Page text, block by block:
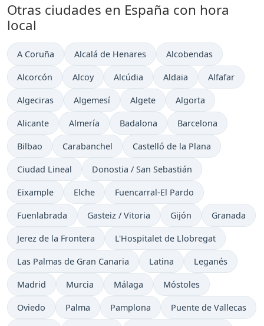
Otras ciudades en España con hora
local
Hora actual en
A Coruña Hora actual en
Alcalá de Henares Hora actual en
Alcobendas
Hora actual en
Alcorcón Hora actual en
Alcoy Hora actual en
Alcúdia Hora actual en
Aldaia Hora actual
Alfafar
Hora actual en
Algeciras Hora actual en
Algemesí Hora actual en
Algete Hora actual en
Algorta
Hora actual en
Alicante Hora actual en
Almería Hora actual en
Badalona Hora actual en
Barcelona
Hora actual en
Bilbao Hora actual en
Carabanchel Hora actual en
Castelló de la Plana
Hora actual en
Ciudad Lineal Hora actual en
Donostia / San Sebastián
Hora actual en
Eixample Hora actual en
Elche Hora actual en
Fuencarral-El Pardo
Hora actual en
Fuenlabrada Hora actual en
Gasteiz / Vitoria Hora actual en
Gijón Hora actual
Granada
Hora actual en
Jerez de la Frontera Hora actual en
L'Hospitalet de Llobregat
Hora actual en
Las Palmas de Gran Canaria Hora actual en
Latina Hora actual en
Leganés
Hora actual en
Madrid Hora actual en
Murcia Hora actual en
Málaga Hora actual en
Móstoles
Hora actual en
Oviedo Hora actual en
Palma Hora actual en
Pamplona Hora actual en
Puente de Vallecas